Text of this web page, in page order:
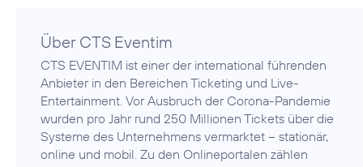
Über CTS Eventim
CTS EVENTIM ist einer der international führenden
Anbieter in den Bereichen Ticketing und Live-
Entertainment. Vor Ausbruch der Corona-Pandemie
wurden pro Jahr rund 250 Millionen Tickets über die
Systeme des Unternehmens vermarktet – stationär,
online und mobil. Zu den Onlineportalen zählen